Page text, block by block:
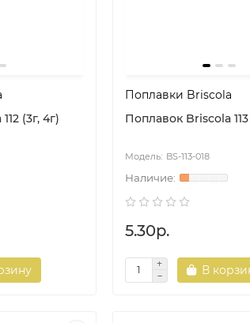
(3г, 4г)
Поплавки Briscola
Поплавок Briscola 113
BS-113-018
5.30р.
В